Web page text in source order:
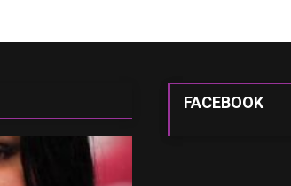
FACEBOOK